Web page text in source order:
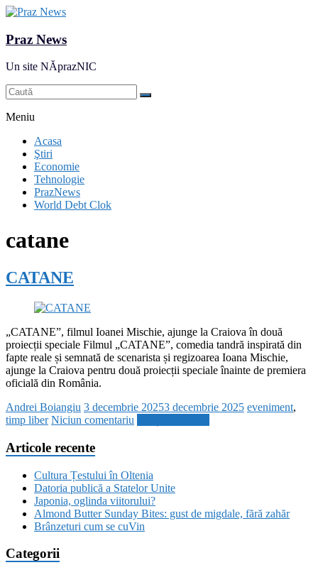
Praz News
Un site NĂprazNIC
Meniu
Acasa
Ştiri
Economie
Tehnologie
PrazNews
World Debt Clok
catane
CATANE
„CATANE”, filmul Ioanei Mischie, ajunge la Craiova în două
proiecții speciale Filmul „CATANE”, comedia tandră inspirată din
fapte reale și semnată de scenarista și regizoarea Ioana Mischie,
ajunge la Craiova pentru două proiecții speciale înainte de premiera
oficială din România.
Andrei Boiangiu 3 decembrie 20253 decembrie 2025 eveniment,
timp liber Niciun comentariu
Articole recente
Cultura Țestului în Oltenia
Datoria publică a Statelor Unite
Japonia, oglinda viitorului?
Almond Butter Sunday Bites: gust de migdale, fără zahăr
Brânzeturi cum se cuVin
Categorii